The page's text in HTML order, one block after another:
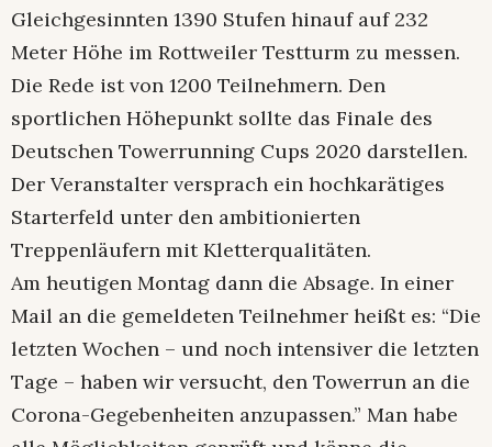
Gleichgesinnten 1390 Stufen hinauf auf 232
Meter Höhe im Rottweiler Testturm zu messen.
Die Rede ist von 1200 Teilnehmern. Den
sportlichen Höhepunkt sollte das Finale des
Deutschen Towerrunning Cups 2020 darstellen.
Der Veranstalter versprach ein hochkarätiges
Starterfeld unter den ambitionierten
Treppenläufern mit Kletterqualitäten.
Am heutigen Montag dann die Absage. In einer
Mail an die gemeldeten Teilnehmer heißt es: “Die
letzten Wochen – und noch intensiver die letzten
Tage – haben wir versucht, den Towerrun an die
Corona-Gegebenheiten anzupassen.” Man habe